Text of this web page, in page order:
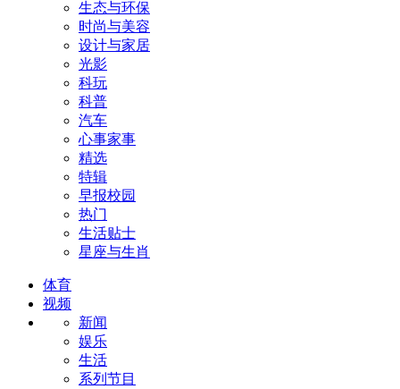
生态与环保
时尚与美容
设计与家居
光影
科玩
科普
汽车
心事家事
精选
特辑
早报校园
热门
生活贴士
星座与生肖
体育
视频
新闻
娱乐
生活
系列节目